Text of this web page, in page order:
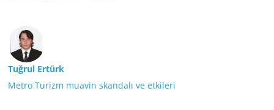
Tuğrul Ertürk
Metro Turizm muavin skandalı ve etkileri